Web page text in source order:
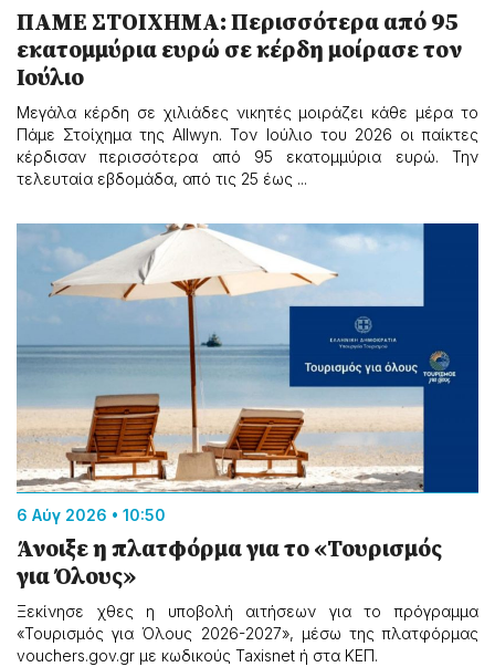
ΠΑΜΕ ΣΤΟΙΧΗΜΑ: Περισσότερα από 95
εκατομμύρια ευρώ σε κέρδη μοίρασε τον
Ιούλιο
Μεγάλα κέρδη σε χιλιάδες νικητές μοιράζει κάθε μέρα το
Πάμε Στοίχημα της Allwyn. Τον Ιούλιο του 2026 οι παίκτες
κέρδισαν περισσότερα από 95 εκατομμύρια ευρώ. Την
τελευταία εβδομάδα, από τις 25 έως ...
6 Αύγ 2026 • 10:50
Άνοιξε η πλατφόρμα για το «Τουρισμός
για Όλους»
Ξεκίνησε χθες η υποβολή αιτήσεων για το πρόγραμμα
«Τουρισμός για Όλους 2026-2027», μέσω της πλατφόρμας
vouchers.gov.gr με κωδικούς Taxisnet ή στα ΚΕΠ.